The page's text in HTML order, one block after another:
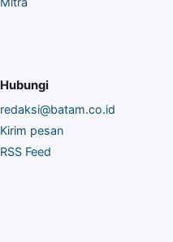
Hubungi
redaksi@batam.co.id
Kirim pesan
RSS Feed